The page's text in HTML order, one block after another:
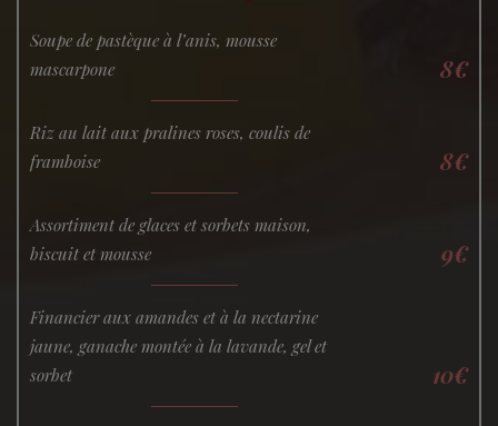
Soupe de pastèque à l’anis, mousse
mascarpone
8€
Riz au lait aux pralines roses, coulis de
framboise
8€
Assortiment de glaces et sorbets maison,
biscuit et mousse
9€
Financier aux amandes et à la nectarine
jaune, ganache montée à la lavande, gel et
sorbet
10€